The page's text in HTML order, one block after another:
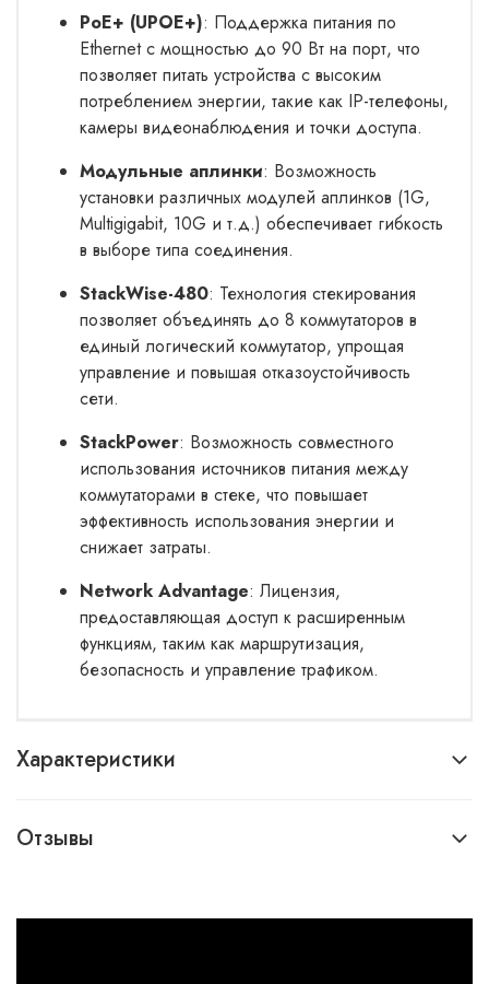
PoE+ (UPOE+): Поддержка питания по
Ethernet с мощностью до 90 Вт на порт, что
позволяет питать устройства с высоким
потреблением энергии, такие как IP-телефоны,
камеры видеонаблюдения и точки доступа.
Модульные аплинки: Возможность
установки различных модулей аплинков (1G,
Multigigabit, 10G и т.д.) обеспечивает гибкость
в выборе типа соединения.
StackWise-480: Технология стекирования
позволяет объединять до 8 коммутаторов в
единый логический коммутатор, упрощая
управление и повышая отказоустойчивость
сети.
StackPower: Возможность совместного
использования источников питания между
коммутаторами в стеке, что повышает
эффективность использования энергии и
снижает затраты.
Network Advantage: Лицензия,
предоставляющая доступ к расширенным
функциям, таким как маршрутизация,
безопасность и управление трафиком.
Характеристики
Отзывы